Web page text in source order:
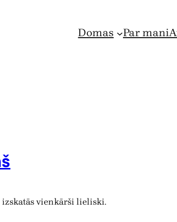
Domas Par mani
vienkārši lieliski.